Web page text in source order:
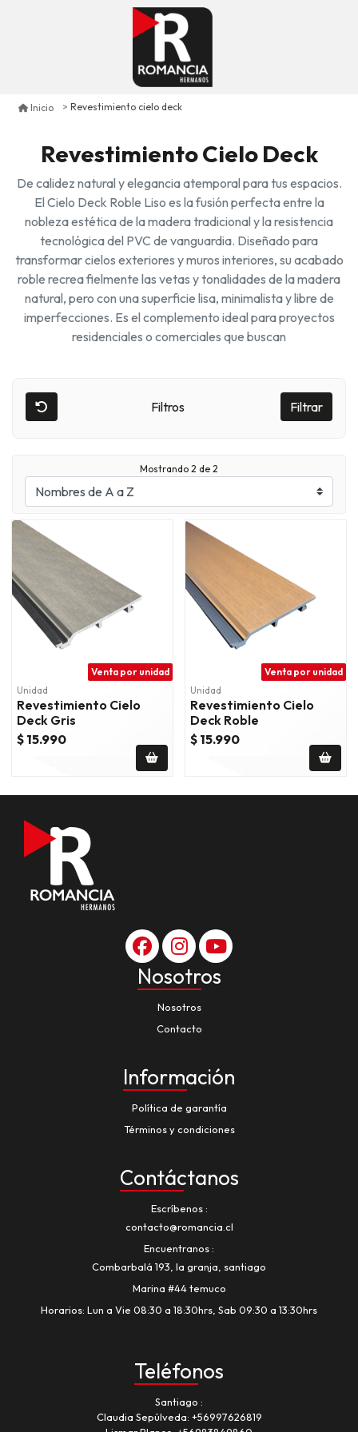
Inicio Revestimiento cielo deck
Revestimiento Cielo Deck
De calidez natural y elegancia atemporal para tus espacios.
El Cielo Deck Roble Liso es la fusión perfecta entre la
nobleza estética de la madera tradicional y la resistencia
tecnológica del PVC de vanguardia. Diseñado para
transformar cielos exteriores y muros interiores, su acabado
roble recrea fielmente las vetas y tonalidades de la madera
natural, pero con una superficie lisa, minimalista y libre de
imperfecciones. Es el complemento ideal para proyectos
residenciales o comerciales que buscan
Filtros Filtrar
Mostrando 2 de 2
Venta por unidad
Unidad
Revestimiento Cielo
Deck Gris
$ 15.990
Venta por unidad
Unidad
Revestimiento Cielo
Deck Roble
$ 15.990
Nosotros
Nosotros
Contacto
Información
Política de garantía
Términos y condiciones
Contáctanos
Escríbenos
contacto@romancia.cl
Encuentranos
Combarbalá 193, la granja, santiago
Marina #44 temuco
Horarios: Lun a Vie 08:30 a 18:30hrs, Sab 09:30 a 13:30hrs
Teléfonos
Santiago
Claudia Sepúlveda: +56997626819